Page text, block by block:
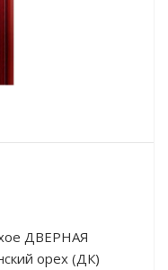
ДВЕРНАЯ
орех (ДК)